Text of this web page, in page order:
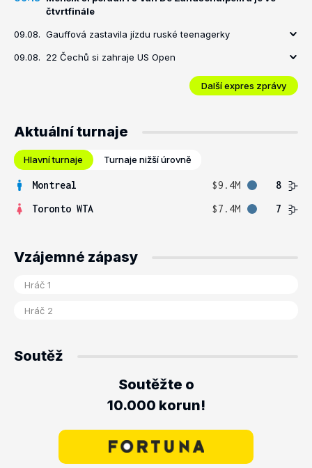
čtvrtfinále
09.08. Gauffová zastavila jízdu ruské teenagerky
09.08. 22 Čechů si zahraje US Open
Další expres zprávy
Aktuální turnaje
Hlavní turnaje Turnaje nižší úrovně
Montreal $9.4M
8
Toronto WTA
$7.4M 7
Vzájemné zápasy
Soutěž
Soutěžte o
10.000 korun!